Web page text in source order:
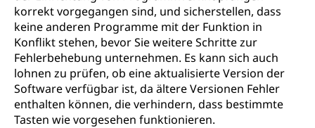
korrekt vorgegangen sind, und sicherstellen, dass
keine anderen Programme mit der Funktion in
Konflikt stehen, bevor Sie weitere Schritte zur
Fehlerbehebung unternehmen. Es kann sich auch
lohnen zu prüfen, ob eine aktualisierte Version der
Software verfügbar ist, da ältere Versionen Fehler
enthalten können, die verhindern, dass bestimmte
Tasten wie vorgesehen funktionieren.